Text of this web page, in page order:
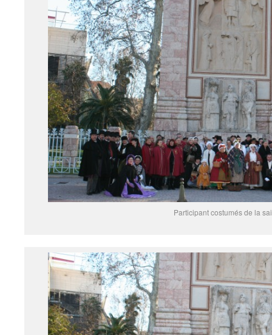
Participant costumés de la